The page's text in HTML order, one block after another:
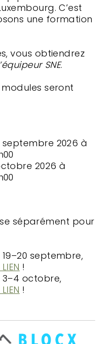
C’est
une formation
vous obtiendrez
SNE.
seront
septembre 2026 à
2026 à
séparément pour
septembre,
LIEN !
octobre,
!